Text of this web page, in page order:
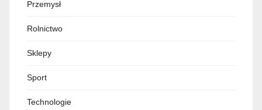
Przemysł
Rolnictwo
Sklepy
Sport
Technologie